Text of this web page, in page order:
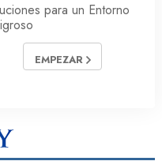
para un Entorno
EMPEZAR